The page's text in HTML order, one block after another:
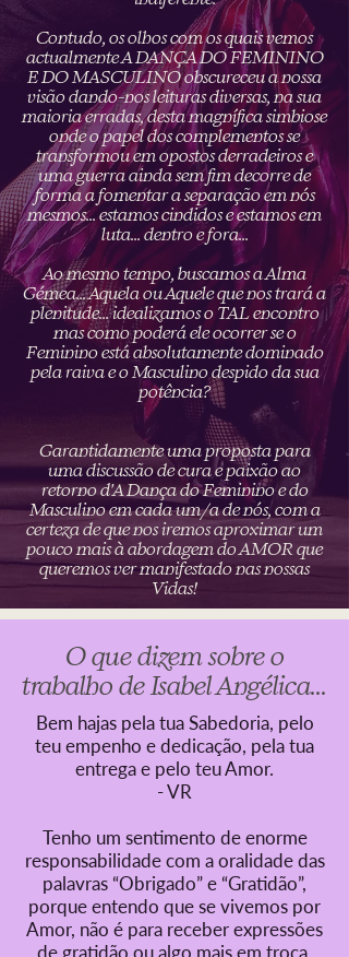
Contudo, os olhos com os quais vemos
actualmente A DANÇA DO FEMININO
E DO MASCULINO obscureceu a nossa
visão dando-nos leituras diversas, na sua
maioria erradas, desta magnífica simbiose
onde o papel dos complementos se
transformou em opostos derradeiros e
uma guerra ainda sem fim decorre de
forma a fomentar a separação em nós
mesmos... estamos cindidos e estamos em
luta... dentro e fora...
Ao mesmo tempo, buscamos a Alma
Gémea... Aquela ou Aquele que nos trará a
plenitude... idealizamos o TAL encontro
mas como poderá ele ocorrer se o
Feminino está absolutamente dominado
pela raiva e o Masculino despido da sua
potência?
Garantidamente uma proposta para
uma discussão de cura e paixão ao
retorno d'A Dança do Feminino e do
Masculino em cada um/a de nós, com a
certeza de que nos iremos aproximar um
pouco mais à abordagem do AMOR que
queremos ver manifestado nas nossas
Vidas!
O que dizem sobre o
trabalho de Isabel Angélica...
Bem hajas pela tua Sabedoria, pelo
teu empenho e dedicação, pela tua
entrega e pelo teu Amor.
- VR
Tenho um sentimento de enorme
responsabilidade com a oralidade das
palavras “Obrigado” e “Gratidão”,
porque entendo que se vivemos por
Amor, não é para receber expressões
de gratidão ou algo mais em troca.